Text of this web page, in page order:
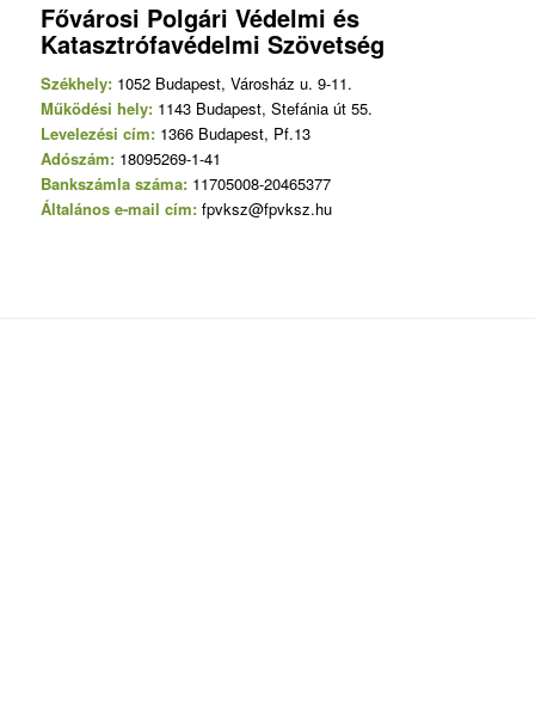
Fővárosi Polgári Védelmi és
Katasztrófavédelmi Szövetség
Székhely:1052 Budapest, Városház u. 9-11.
Működési hely:1143 Budapest, Stefánia út 55.
Levelezési cím:1366 Budapest, Pf.13
Adószám:18095269-1-41
Bankszámla száma:11705008-20465377
Általános e-mail cím:fpvksz@fpvksz.hu